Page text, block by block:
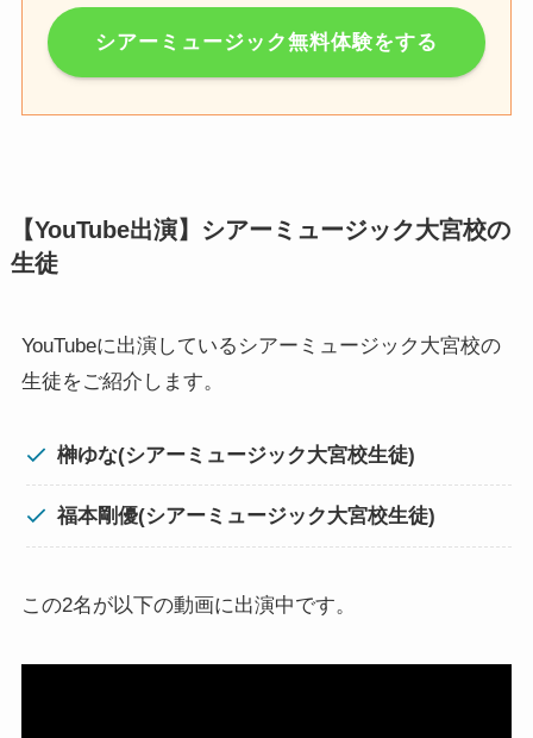
シアーミュージック無料体験をする
【YouTube出演】シアーミュージック大宮校の
生徒
YouTubeに出演しているシアーミュージック大宮校の
生徒をご紹介します。
榊ゆな(シアーミュージック大宮校生徒)
福本剛優(シアーミュージック大宮校生徒)
この2名が以下の動画に出演中です。